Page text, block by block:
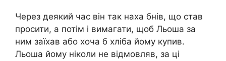
Через деякий час він так наха бнів, що став
просити, а потім і вимагати, щоб Льоша за
ним заїхав або хоча б хліба йому купив.
Льоша йому ніколи не відмовляв, за ці